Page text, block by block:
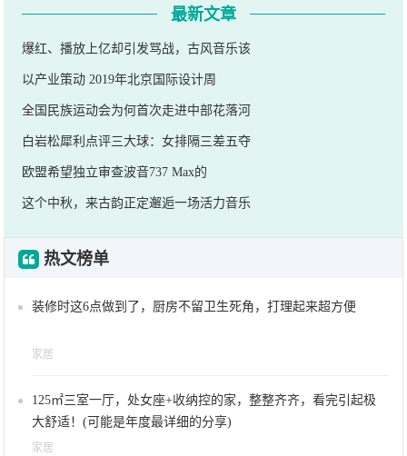
最新文章
爆红、播放上亿却引发骂战，古风音乐该
以产业策动 2019年北京国际设计周
全国民族运动会为何首次走进中部花落河
白岩松犀利点评三大球：女排隔三差五夺
欧盟希望独立审查波音737 Max的
这个中秋，来古韵正定邂逅一场活力音乐
热文榜单
装修时这6点做到了，厨房不留卫生死角，打理起来超方便
家居
125㎡三室一厅，处女座+收纳控的家，整整齐齐，看完引起极
大舒适！(可能是年度最详细的分享)
家居